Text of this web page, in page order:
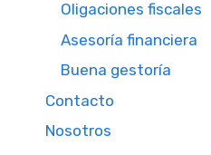
Oligaciones fiscales
Asesoría financiera
Buena gestoría
Contacto
Nosotros